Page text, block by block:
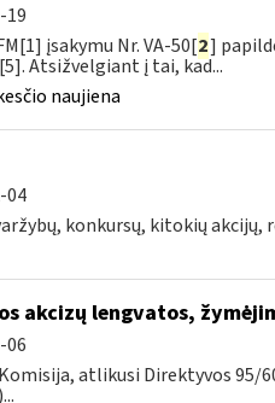
19
įsakymu Nr. VA-50[2]
Atsižvelgiant į tai, kad...
naujiena
04
konkursų, kitokių akcijų,
akcizų lengvatos,
06
atlikusi Direktyvos 95/